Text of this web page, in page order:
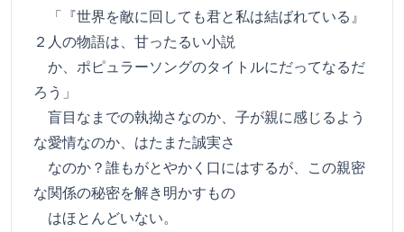
「『世界を敵に回しても君と私は結ばれている』
２人の物語は、甘ったるい小説
か、ポピュラーソングのタイトルにだってなるだ
ろう」
盲目なまでの執拗さなのか、子が親に感じるよう
な愛情なのか、はたまた誠実さ
なのか？誰もがとやかく口にはするが、この親密
な関係の秘密を解き明かすもの
はほとんどいない。